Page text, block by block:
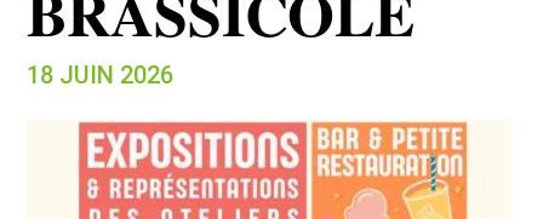
18 JUIN 2026